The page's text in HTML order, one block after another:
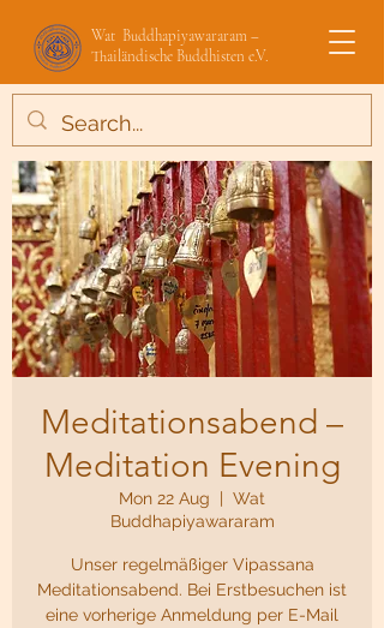
Wat Buddhapiyawararam –
Thailändische Buddhisten e.V.
Meditationsabend –
Meditation Evening
Mon 22 Aug
  |
Wat
Buddhapiyawararam
Unser regelmäßiger Vipassana
Meditationsabend. Bei Erstbesuchen ist
eine vorherige Anmeldung per E-Mail